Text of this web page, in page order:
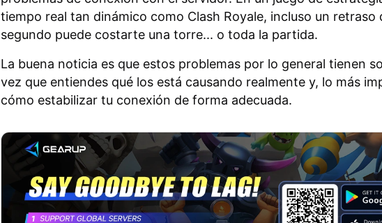
tiempo real tan dinámico como Clash Royale, incluso un retraso
segundo puede costarte una torre... o toda la partida.
La buena noticia es que estos problemas por lo general tienen
vez que entiendes qué los está causando realmente y, lo más
cómo estabilizar tu conexión de forma adecuada.